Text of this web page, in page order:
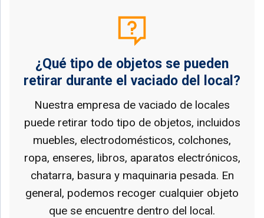
¿Qué tipo de objetos se pueden
retirar durante el vaciado del local?
Nuestra empresa de vaciado de locales
puede retirar todo tipo de objetos, incluidos
muebles, electrodomésticos, colchones,
ropa, enseres, libros, aparatos electrónicos,
chatarra, basura y maquinaria pesada. En
general, podemos recoger cualquier objeto
que se encuentre dentro del local.